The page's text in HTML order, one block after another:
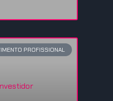
PROFISSIONAL